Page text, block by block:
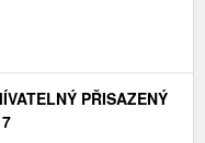
PŘISAZENÝ